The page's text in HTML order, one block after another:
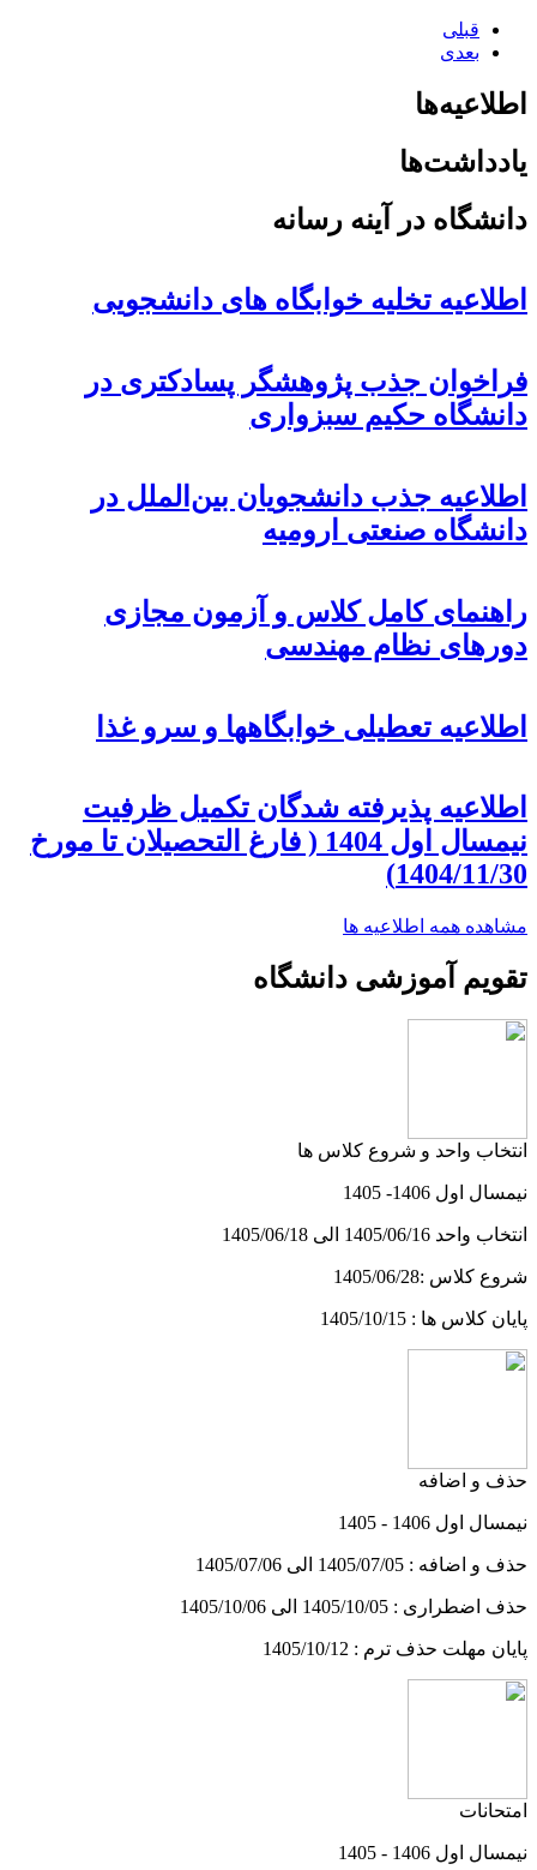
قبلی
بعدی
اطلاعیه‌ها
یادداشت‌ها
دانشگاه در آینه رسانه
اطلاعیه تخلیه خوابگاه های دانشجویی
فراخوان جذب پژوهشگر پسادکتری در
دانشگاه حکیم سبزواری
اطلاعیه جذب دانشجویان بین‌الملل در
دانشگاه صنعتی ارومیه
راهنمای کامل کلاس و آزمون مجازی
دورهای نظام مهندسی
اطلاعیه تعطیلی خوابگاهها و سرو غذا
اطلاعیه پذیرفته شدگان تکمیل ظرفیت
نیمسال اول 1404 ( فارغ التحصیلان تا مورخ
1404/11/30)
مشاهده همه اطلاعیه ها
تقویم آموزشی دانشگاه
انتخاب واحد و شروع کلاس ها
نیمسال اول 1406- 1405
انتخاب واحد 1405/06/16 الی 1405/06/18
شروع کلاس :1405/06/28
پایان کلاس ها : 1405/10/15
حذف و اضافه
نیمسال اول 1406 - 1405
حذف و اضافه : 1405/07/05 الی 1405/07/06
حذف اضطراری : 1405/10/05 الی 1405/10/06
پایان مهلت حذف ترم : 1405/10/12
امتحانات
نیمسال اول 1406 - 1405